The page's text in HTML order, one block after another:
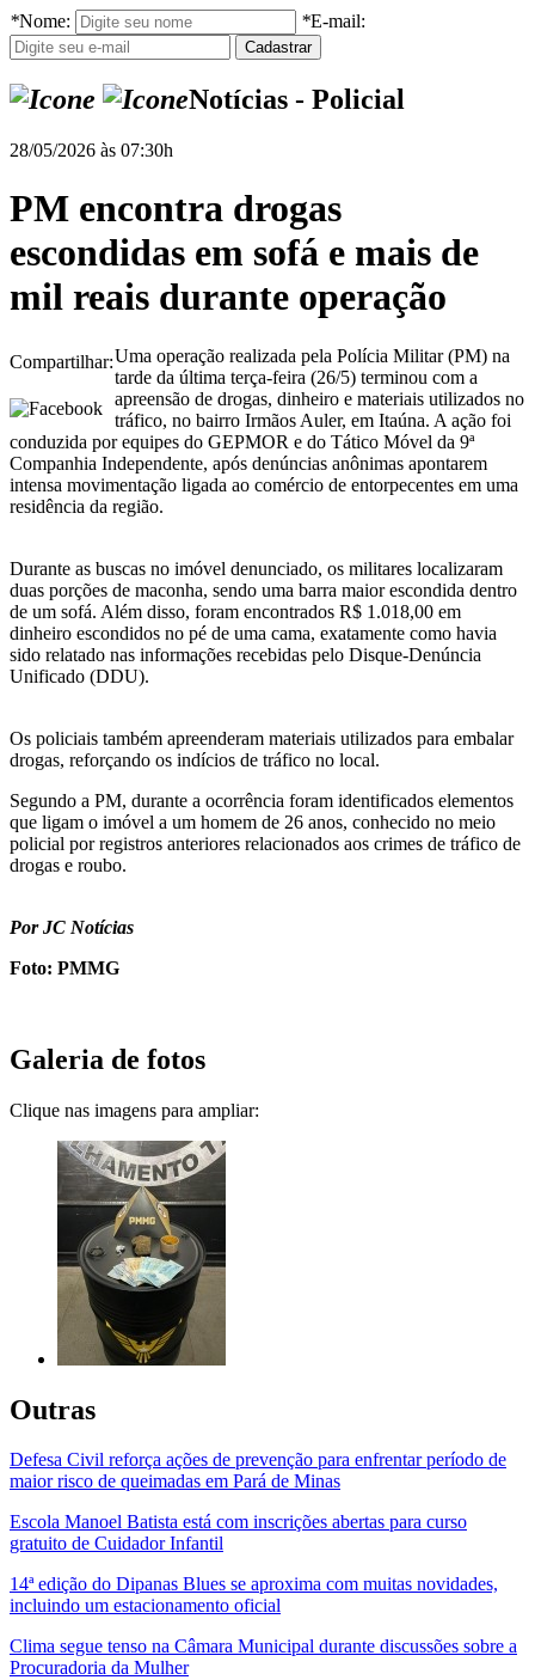
*Nome: *E-mail:
Notícias - Policial
28/05/2026 às 07:30h
PM encontra drogas
escondidas em sofá e mais de
mil reais durante operação
Compartilhar:Uma operação realizada pela Polícia Militar (PM) na
tarde da última terça-feira (26/5) terminou com a
apreensão de drogas, dinheiro e materiais utilizados no
tráfico, no bairro Irmãos Auler, em Itaúna. A ação foi
conduzida por equipes do GEPMOR e do Tático Móvel da 9ª
Companhia Independente, após denúncias anônimas apontarem
intensa movimentação ligada ao comércio de entorpecentes em uma
residência da região.
Durante as buscas no imóvel denunciado, os militares localizaram
duas porções de maconha, sendo uma barra maior escondida dentro
de um sofá. Além disso, foram encontrados R$ 1.018,00 em
dinheiro escondidos no pé de uma cama, exatamente como havia
sido relatado nas informações recebidas pelo Disque-Denúncia
Unificado (DDU).
Os policiais também apreenderam materiais utilizados para embalar
drogas, reforçando os indícios de tráfico no local.
Segundo a PM, durante a ocorrência foram identificados elementos
que ligam o imóvel a um homem de 26 anos, conhecido no meio
policial por registros anteriores relacionados aos crimes de tráfico de
drogas e roubo.
Por JC Notícias
Foto: PMMG
Galeria de fotos
Clique nas imagens para ampliar:
Outras
Defesa Civil reforça ações de prevenção para enfrentar período de
maior risco de queimadas em Pará de Minas
Escola Manoel Batista está com inscrições abertas para curso
gratuito de Cuidador Infantil
14ª edição do Dipanas Blues se aproxima com muitas novidades,
incluindo um estacionamento oficial
Clima segue tenso na Câmara Municipal durante discussões sobre a
Procuradoria da Mulher